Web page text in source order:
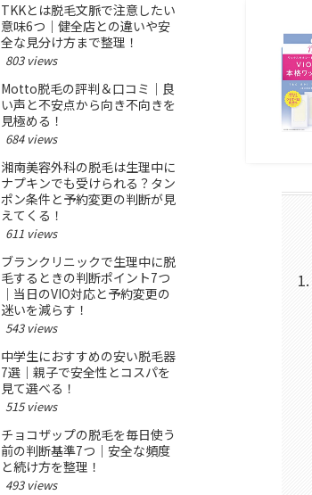
TKKとは脱毛文脈で注意したい
意味6つ｜健全店との違いや安
全な見分け方まで整理！
803 views
Motto脱毛の評判＆口コミ｜良
い声と不安点から向き不向きを
見極める！
684 views
湘南美容外科の脱毛は生理中に
ナプキンでも受けられる？タン
ポン条件と予約変更の判断が見
えてくる！
611 views
ブランクリニックで生理中に脱
毛するときの判断ポイント7つ
｜当日のVIO対応と予約変更の
迷いを減らす！
543 views
中学生におすすめの安い脱毛器
7選｜親子で安全性とコスパを
見て選べる！
515 views
チョコザップの脱毛を毎日使う
前の判断基準7つ｜安全な頻度
と続け方を整理！
493 views